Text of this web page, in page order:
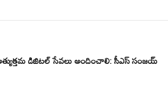
డిజిటల్ సేవలు అందించాలి: సీఎస్ సంజయ్